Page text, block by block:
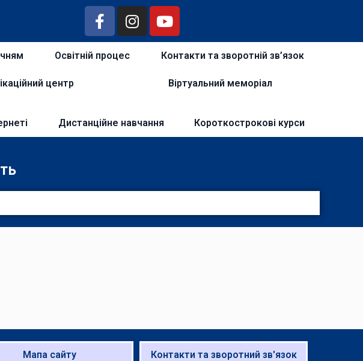
Освітній процес Контакти та зворотній зв’язок
центр Віртуальний меморіал
Дистанційне навчання Короткострокові курси
Мапа сайту Контакти та зворотний зв'язок